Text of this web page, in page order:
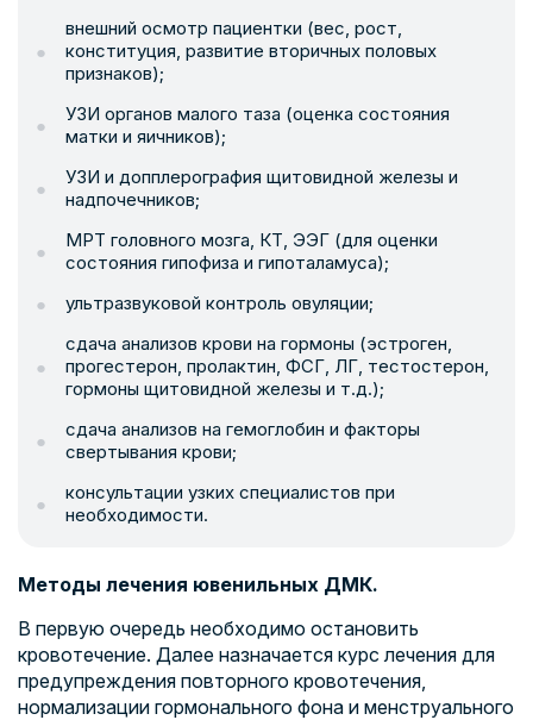
внешний осмотр пациентки (вес, рост,
конституция, развитие вторичных половых
признаков);
УЗИ органов малого таза (оценка состояния
матки и яичников);
УЗИ и допплерография щитовидной железы и
надпочечников;
МРТ головного мозга, КТ, ЭЭГ (для оценки
состояния гипофиза и гипоталамуса);
ультразвуковой контроль овуляции;
сдача анализов крови на гормоны (эстроген,
прогестерон, пролактин, ФСГ, ЛГ, тестостерон,
гормоны щитовидной железы и т.д.);
сдача анализов на гемоглобин и факторы
свертывания крови;
консультации узких специалистов при
необходимости.
Методы лечения ювенильных ДМК.
В первую очередь необходимо остановить
кровотечение. Далее назначается курс лечения для
предупреждения повторного кровотечения,
нормализации гормонального фона и менструального